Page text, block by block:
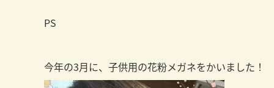
PS
今年の3月に、子供用の花粉メガネをかいました！